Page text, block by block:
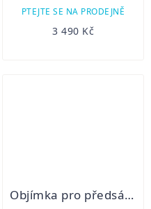
PTEJTE SE NA PRODEJNĚ
3 490 Kč
Objímka pro předsádku Thunder 2.0